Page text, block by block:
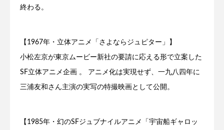
終わる。
【1967年・立体アニメ「さよならジュピター」】
小松左京が東京ムービー新社の要請に応える形で立案した
SF立体アニメ企画 。 アニメ化は実現せず、一九八四年に
三浦友和さん主演の実写の特撮映画として公開。
【1985年・幻のSFジュブナイルアニメ「宇宙船ギャロッ